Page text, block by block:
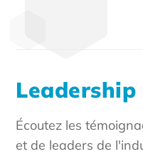
Écoutez les
et de leaders de